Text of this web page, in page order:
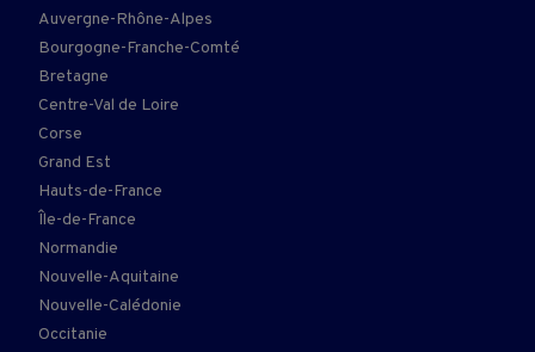
Auvergne-Rhône-Alpes
Bourgogne-Franche-Comté
Bretagne
Centre-Val de Loire
Corse
Grand Est
Hauts-de-France
Île-de-France
Normandie
Nouvelle-Aquitaine
Nouvelle-Calédonie
Occitanie